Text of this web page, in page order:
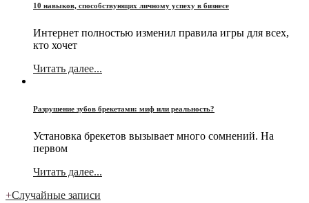
10 навыков, способствующих личному успеху в бизнесе
Интернет полностью изменил правила игры для всех,
кто хочет
Читать далее...
Разрушение зубов брекетами: миф или реальность?
Установка брекетов вызывает много сомнений. На
первом
Читать далее...
+Случайные записи